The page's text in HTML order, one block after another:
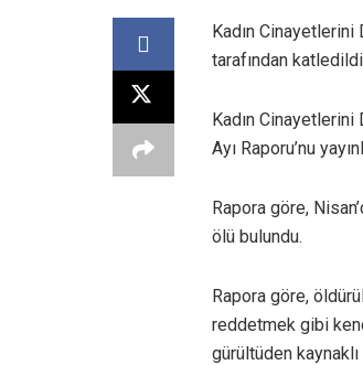
Kadın Cinayetlerini
tarafından
Kadın
Ayı Raporu’nu
Rapora göre,
ölü bulundu.
Rapora göre,
reddetmek gibi
gürültüden